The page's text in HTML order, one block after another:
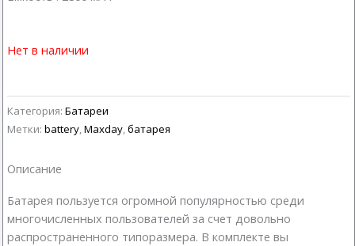
Нет в наличии
Категория: Батареи
Метки: battery Maxday батарея
Описание
Батарея пользуется огромной популярностью среди
многочисленных пользователей за счет довольно
распространенного типоразмера. В комплекте вы